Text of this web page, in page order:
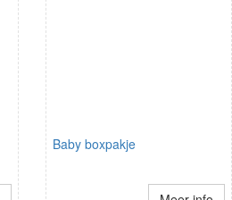
Baby boxpakje